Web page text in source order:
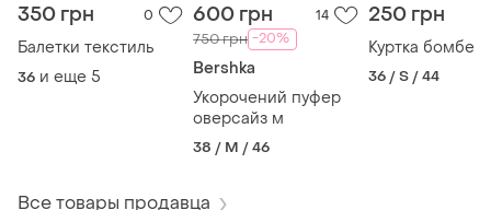
350 грн 0
Балетки текстиль
36 и еще 5
600 грн 14
750 грн -20%
Bershka
Укорочений пуфер
оверсайз м
38 / M / 46
250 грн
Куртка бомбер
36 / S / 44
Все товары продавца